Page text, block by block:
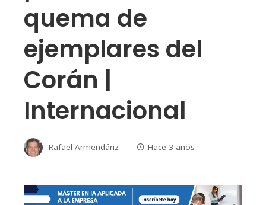
quema de
ejemplares del
Corán |
Internacional
Rafael Armendáriz Hace 3 años